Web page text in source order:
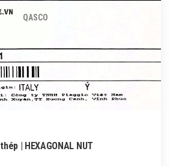
QASCO
| HEXAGONAL NUT